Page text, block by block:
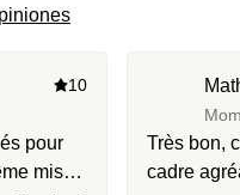
rôties, crème ricotta au
qui vole la vedette au
10
pour
mis
Très bon,
cadre